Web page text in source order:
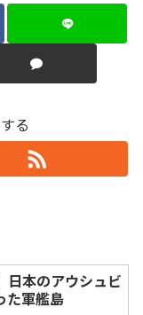
る
日本のアウシュビ
た軍艦島